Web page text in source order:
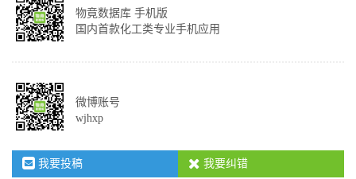
物竟数据库 手机版
国内首款化工类专业手机应用
微博账号
wjhxp
我要投稿 我要纠错